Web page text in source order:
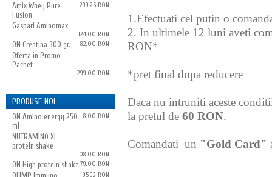
Amix Whey Pure
Fusion
299.25 RON
Gaspari Aminomax
124.00 RON
ON Creatina 300 gr. 82.00 RON
Oferta in Promo
Pachet
299.00 RON
PRODUSE NOI
ON Amino energy 250
ml
8.00 RON
NUTRAMINO XL
protein shake
108.00 RON
ON High protein shake 79.00 RON
95.92 RON
1.Efectuati cel putin o
2. In ultimele 12 luni aveti
RON*
*pret final dupa reducere
Daca nu intruniti aceste
la pretul de 60 RON.
Comandati un "Gold Card"